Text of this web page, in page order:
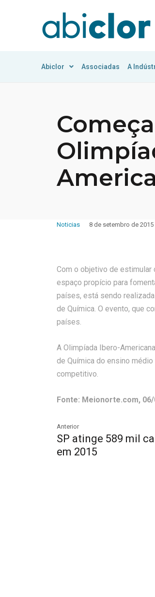
Abiclor Associadas A
Noticias 8 de setembro de 2015
Com o objetivo de estimular
espaço propício para
países, está sendo
de Química. O evento, que
países.
A Olimpíada Ibero-
de Química do ensino
competitivo.
Fonte: Meionorte.com,
Anterior
SP atinge 589 mil
em 2015